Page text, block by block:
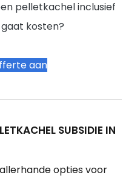
pelletkachel inclusief
kosten?
aan
SUBSIDIE IN
opties voor